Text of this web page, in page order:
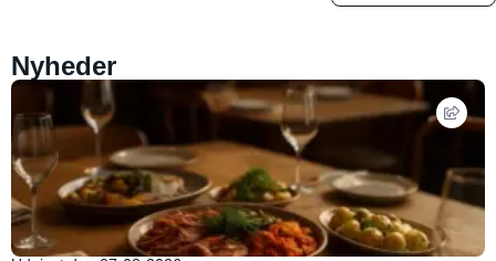
Nyheder